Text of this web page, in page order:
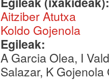
Aitziber Atutxa
Koldo Gojenola
Egileak:
A Garcia Olea, I
Salazar, K